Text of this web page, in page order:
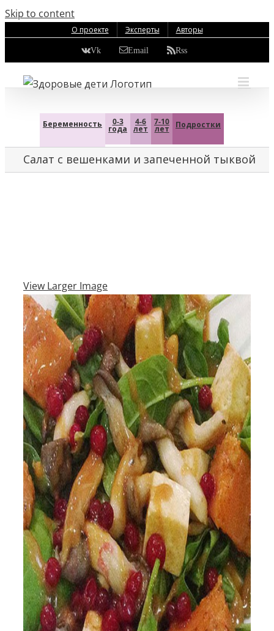
Skip to content
О проекте Эксперты Авторы
Vk Email Rss
Беременность 0-3
года
4-6
лет
7-10
лет Подростки
Салат с вешенками и запеченной тыквой
View Larger Image